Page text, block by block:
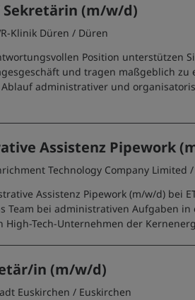
Sekretärin (m/w/d)
Klinik Düren / Düren
Position unterstützen
und tragen maßgeblich zu
administrativer und
Assistenz Pipework
Technology Company Limited
Assistenz Pipework (m/w/d) bei
Team bei administrativen Aufgaben in
High-Tech-Unternehmen der
in (m/w/d)
Euskirchen / Euskirchen